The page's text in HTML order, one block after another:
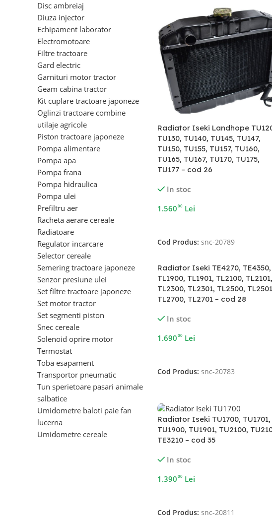
Disc ambreiaj
Diuza injector
Echipament laborator
Electromotoare
Filtre tractoare
Gard electric
Garnituri motor tractor
Geam cabina tractor
Kit cuplare tractoare japoneze
Oglinzi tractoare combine
utilaje agricole
Piston tractoare japoneze
Pompa alimentare
Pompa apa
Pompa frana
Pompa hidraulica
Pompa ulei
Prefiltru aer
Racheta aerare cereale
Radiatoare
Regulator incarcare
Selector cereale
Semering tractoare japoneze
Senzor presiune ulei
Set filtre tractoare japoneze
Set motor tractor
Set segmenti piston
Snec cereale
Solenoid oprire motor
Termostat
Toba esapament
Transportor pneumatic
Tun sperietoare pasari animale
salbatice
Umidometre baloti paie fan
lucerna
Umidometre cereale
Radiator Iseki Landhope
TU130, TU140, TU145, TU147,
TU150, TU155, TU157, TU160,
TU165, TU167, TU170, TU175,
TU177 – cod 26
In stoc
1.56000 Lei
Cod Produs: snc-20789
Radiator Iseki TE4270, TE4350,
TL1900, TL1901, TL2100, TL2101,
TL2300, TL2301, TL2500,
TL2700, TL2701 – cod 28
In stoc
1.69000 Lei
Cod Produs: snc-20783
Radiator Iseki TU1700, TU1701,
TU1900, TU1901, TU2100,
TE3210 – cod 35
In stoc
1.39000 Lei
Cod Produs: snc-20811